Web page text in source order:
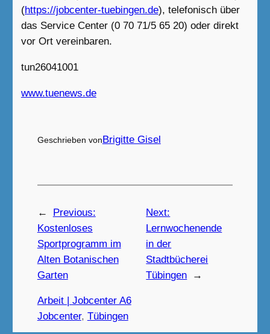
(https://jobcenter-tuebingen.de), telefonisch über
das Service Center (0 70 71/5 65 20) oder direkt
vor Ort vereinbaren.
tun26041001
www.tuenews.de
Geschrieben von Brigitte Gisel
←
Previous:
Kostenloses
Sportprogramm im
Alten Botanischen
Garten
Next:
Lernwochenende
in der
Stadtbücherei
Tübingen
→
Arbeit | Jobcenter A6
Jobcenter, Tübingen